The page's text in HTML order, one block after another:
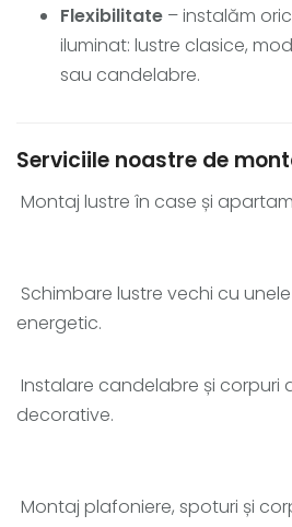
Flexibilitate – instalăm
iluminat: lustre clasice,
sau candelabre.
Serviciile noastre de
Montaj lustre în case și
Schimbare lustre vechi cu
energetic.
Instalare candelabre și corpuri
decorative.
Montaj plafoniere, spoturi și